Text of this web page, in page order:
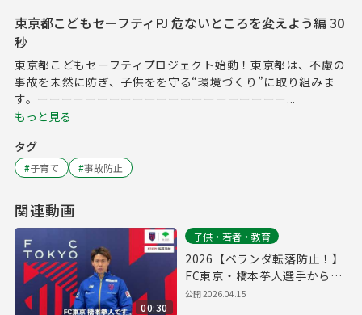
東京都こどもセーフティPJ 危ないところを変えよう編 30
秒
東京都こどもセーフティプロジェクト始動！東京都は、不慮の
事故を未然に防ぎ、子供をを守る“環境づくり”に取り組みま
す。ーーーーーーーーーーーーーーーーーーーーー...
もっと見る
タグ
#子育て #事故防止
関連動画
00:30
子供・若者・教育
2026【ベランダ転落防止！】
FC東京・橋本拳人選手からの
メッセージ
公開2026.04.15